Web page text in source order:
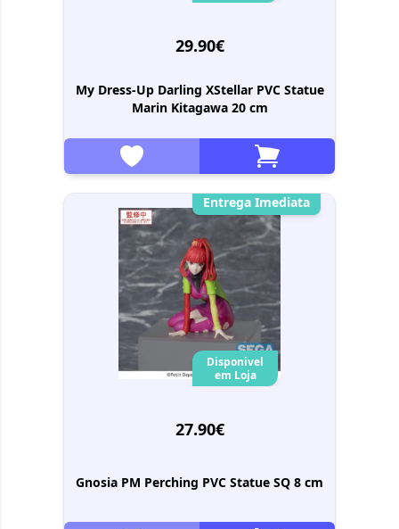
29.90€
My Dress-Up Darling XStellar PVC Statue
Marin Kitagawa 20 cm
Entrega Imediata
Disponivel
em Loja
27.90€
Gnosia PM Perching PVC Statue SQ 8 cm